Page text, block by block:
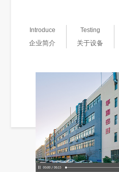
Introduce
企业简介
Testing
关于设备